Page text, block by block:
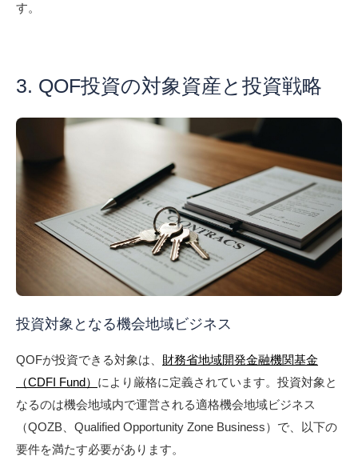
す。
3. QOF投資の対象資産と投資戦略
投資対象となる機会地域ビジネス
QOFが投資できる対象は、 財務省地域開発金融機関基金
（CDFI Fund） により厳格に定義されています。投資対象と
なるのは機会地域内で運営される適格機会地域ビジネス
（QOZB、Qualified Opportunity Zone Business）で、以下の
要件を満たす必要があります。